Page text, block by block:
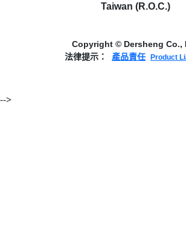
Taiwan (R.O.C.)
Copyright © Dersheng Co.,
法律提示：
產品責任 Product
-->